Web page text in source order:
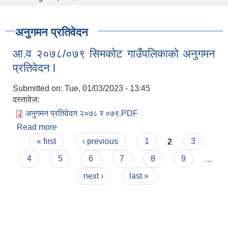
अनुगमन प्रतिवेदन
आ.व २०७८/०७९ सिमकोट गाउँपलिकाको अनुगमन
प्रतिवेदन l
Submitted on: Tue, 01/03/2023 - 13:45
दस्तावेज:
अनुगमन प्रतिवेदन २०७८ र ०७९.PDF
Read more
प्रतिवेदन l
Pages
« first ‹ previous 1 2
3
4
5 6 7 8 9
next ›
last »